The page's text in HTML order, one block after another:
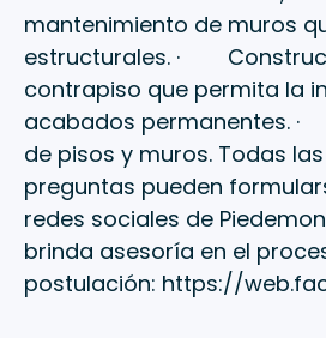
mantenimiento de muros
estructurales. ·
contrapiso que permita la
acabados permanentes.
de pisos y muros. Todas
preguntas pueden
redes sociales de
brinda asesoría en el
postulación: https://